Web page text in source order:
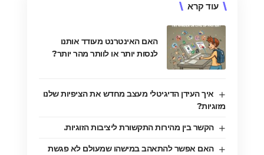
עוד קרא
האם האינטרנט מעודד אותנו
לנסות יותר או לוותר מהר יותר?
איך העידן הדיגיטלי מעצב מחדש את הציפיות שלנו
מזוגיות?
הקשר בין מהירות התקשורת ליציבות הזוגיות.
האם אפשר להתאהב במישהו שמעולם לא פגשת